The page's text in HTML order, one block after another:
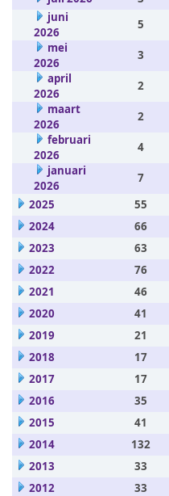
juni
2026
5
mei
2026
3
april
2026
2
maart
2026
2
februari
2026
4
januari
2026
7
2025
55
2024
66
2023
63
2022
76
2021
46
2020
41
2019
21
2018
17
2017
17
2016
35
2015
41
2014
132
2013
33
2012
33